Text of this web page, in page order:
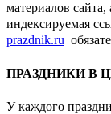
материалов
индексируемая
prazdnik.ru
ПРАЗДНИКИ В
У каждого